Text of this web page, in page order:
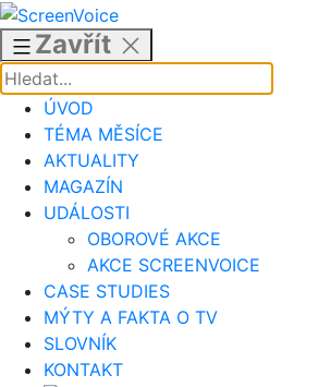
Přejít
obsahu
Zavřít
ÚVOD
TÉMA MĚSÍCE
AKTUALITY
MAGAZÍN
UDÁLOSTI
OBOROVÉ AKCE
AKCE SCREENVOICE
CASE STUDIES
MÝTY A FAKTA O TV
SLOVNÍK
KONTAKT